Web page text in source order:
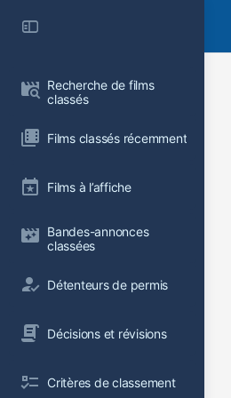
Recherche de films
classés
Films classés récemment
Films à l’affiche
Bandes-annonces
classées
Détenteurs de permis
Décisions et révisions
Critères de classement